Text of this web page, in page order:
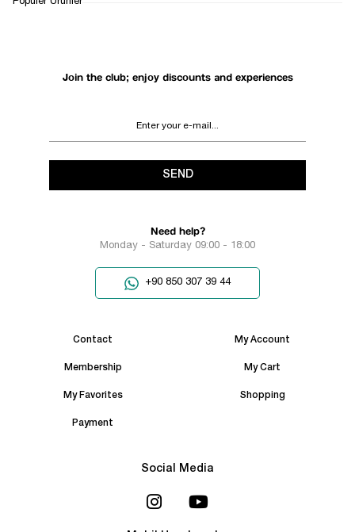
Join the club; enjoy discounts and experiences
SEND
Need help?
Monday - Saturday 09:00 - 18:00
+90 850 307 39 44
Contact My Account
Membership My Cart
My Favorites Shopping
Payment
Social Media
Popüler Ürünler